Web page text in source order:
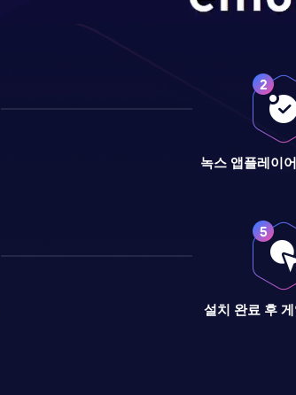
녹스 앱플레이
설치 완료 후